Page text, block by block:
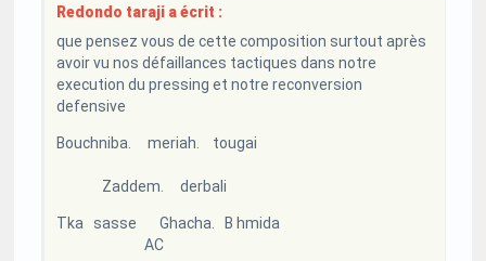
Redondo taraji a écrit :
que pensez vous de cette composition surtout après
avoir vu nos défaillances tactiques dans notre
execution du pressing et notre reconversion
defensive
Bouchniba. meriah. tougai
Zaddem. derbali
Tka sasse Ghacha. B hmida
AC